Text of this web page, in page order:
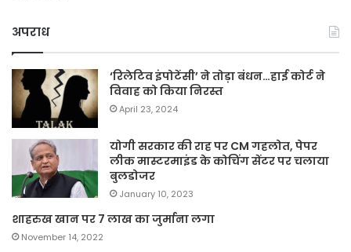
अपराध
‘रिलेटिव इंपोटेंसी’ ने तोड़ा बंधन…हाई कोर्ट ने
विवाह को किया निरस्त
April 23, 2024
योगी सरकार की राह पर CM गहलोत, पेपर
लीक मास्टरमाइंड के कोचिंग सेंटर पर चलाया
बुलडोजर
January 10, 2023
शाहरुख खान पर 7 लाख का जुर्माना लगा
November 14, 2022